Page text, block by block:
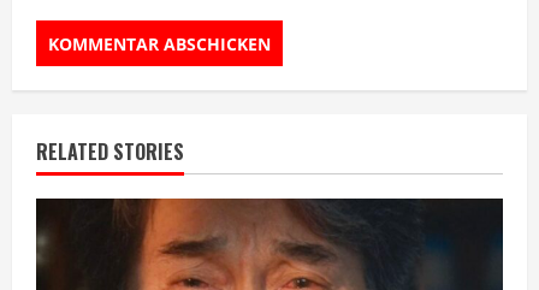
RELATED STORIES